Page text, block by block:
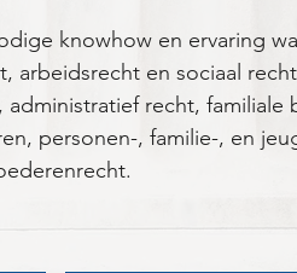
knowhow en ervaring
arbeidsrecht en sociaal
recht,
personen-, familie-, en